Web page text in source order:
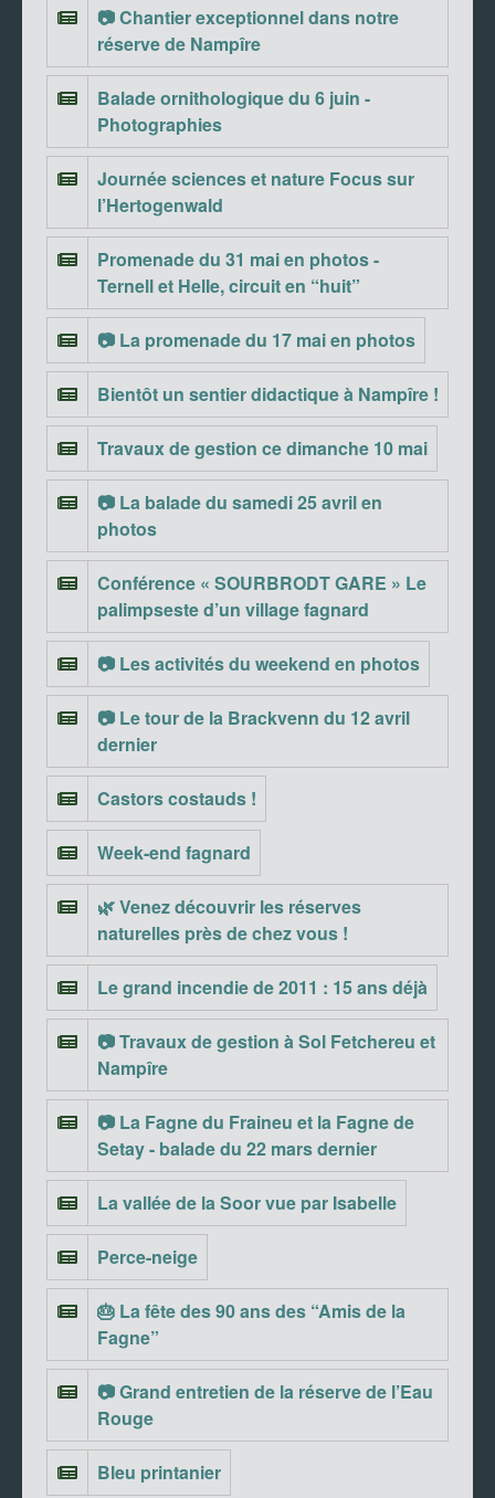
📷 Chantier exceptionnel dans notre
réserve de Nampîre
Balade ornithologique du 6 juin -
Photographies
Journée sciences et nature Focus sur
l’Hertogenwald
Promenade du 31 mai en photos -
Ternell et Helle, circuit en “huit”
📷 La promenade du 17 mai en photos
Bientôt un sentier didactique à Nampîre !
Travaux de gestion ce dimanche 10 mai
📷 La balade du samedi 25 avril en
photos
Conférence « SOURBRODT GARE » Le
palimpseste d’un village fagnard
📷 Les activités du weekend en photos
📷 Le tour de la Brackvenn du 12 avril
dernier
Castors costauds !
Week-end fagnard
🌿 Venez découvrir les réserves
naturelles près de chez vous !
Le grand incendie de 2011 : 15 ans déjà
📷 Travaux de gestion à Sol Fetchereu et
Nampîre
📷 La Fagne du Fraineu et la Fagne de
Setay - balade du 22 mars dernier
La vallée de la Soor vue par Isabelle
Perce-neige
🎂 La fête des 90 ans des “Amis de la
Fagne”
📷 Grand entretien de la réserve de l’Eau
Rouge
Bleu printanier